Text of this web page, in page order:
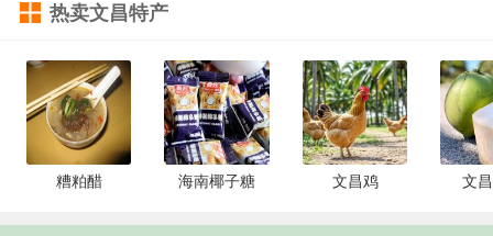
热卖文昌特产
糟粕醋 海南椰子糖 文昌鸡 文